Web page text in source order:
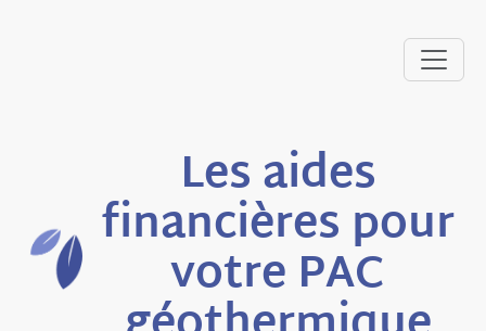
Les aides
financières pour
votre PAC